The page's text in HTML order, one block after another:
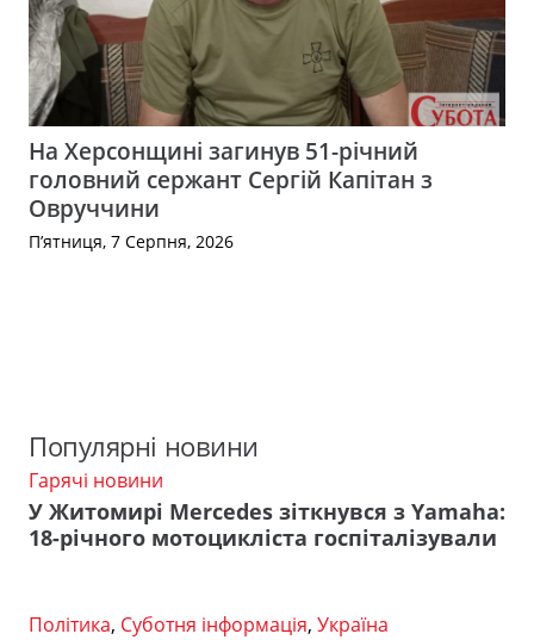
На Херсонщині загинув 51-річний
головний сержант Сергій Капітан з
Овруччини
П’ятниця, 7 Серпня, 2026
Популярні новини
Гарячі новини
У Житомирі Mercedes зіткнувся з Yamaha:
18-річного мотоцикліста госпіталізували
Політика, Суботня інформація, Україна